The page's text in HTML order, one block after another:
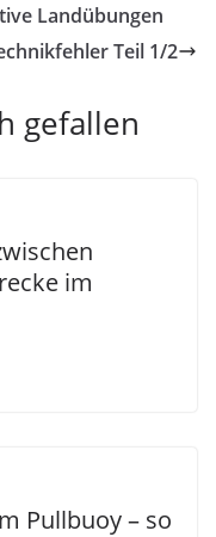
Landübungen
Teil 1/2
gefallen
im
Pullbuoy – so